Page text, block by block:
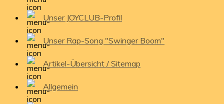
Unser JOYCLUB-Profil
Unser Rap-Song "Swinger Boom"
Artikel-Übersicht / Sitemap
Allgemein